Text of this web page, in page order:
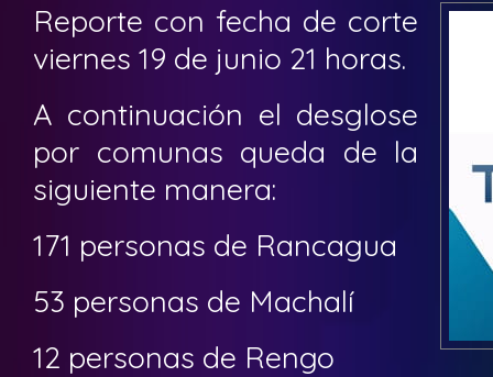
Reporte con fecha de corte
viernes 19 de junio 21 horas.
A continuación el desglose
por comunas queda de la
siguiente manera:
171 personas de Rancagua
53 personas de Machalí
12 personas de Rengo